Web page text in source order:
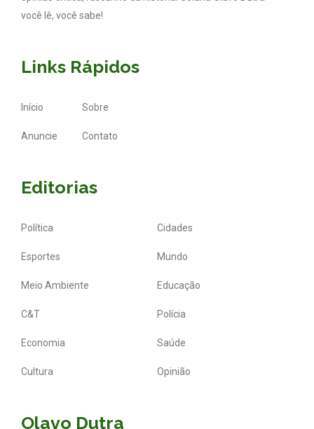
você lê, você sabe!
Links Rápidos
Início Sobre
Anuncie Contato
Editorias
Política Cidades
Esportes Mundo
Meio Ambiente Educação
C&T Polícia
Economia Saúde
Cultura Opinião
Olavo Dutra